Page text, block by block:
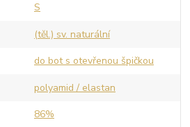
S
(těl.) sv. naturální
do bot s otevřenou špičkou
polyamid / elastan
86%